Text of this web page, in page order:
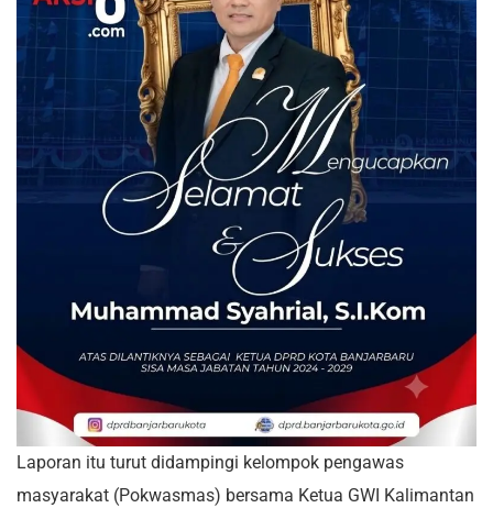
Laporan itu turut didampingi kelompok pengawas
masyarakat (Pokwasmas) bersama Ketua GWI Kalimantan